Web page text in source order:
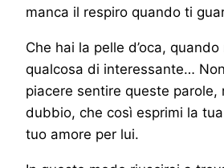
manca il respiro quando ti
Che hai la pelle d’oca,
qualcosa di interessante…
piacere sentire queste parole,
dubbio, che così esprimi la
tuo amore per lui.